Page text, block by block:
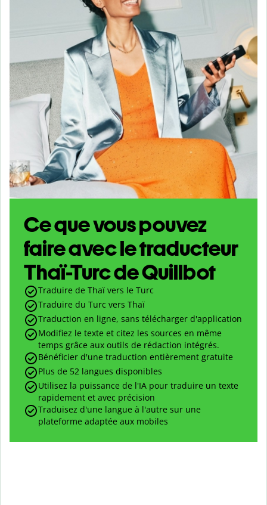
Ce que vous pouvez
faire avec le traducteur
Thaï-Turc de Quillbot
Traduire de Thaï vers le Turc
Traduire du Turc vers Thaï
Traduction en ligne, sans télécharger d'application
Modifiez le texte et citez les sources en même
temps grâce aux outils de rédaction intégrés.
Bénéficier d'une traduction entièrement gratuite
Plus de 52 langues disponibles
Utilisez la puissance de l'IA pour traduire un texte
rapidement et avec précision
Traduisez d'une langue à l'autre sur une
plateforme adaptée aux mobiles